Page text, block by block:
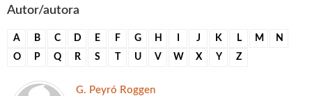
Autor/autora
A B C D E F G H J K L M
N
O
P Q R S T U V W X Y Z
G. Peyró Roggen